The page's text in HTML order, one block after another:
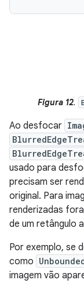
Figura 12.
Ao desfocar
usado para
precisam ser
original. Para
renderizadas
de um retângulo
Por exemplo, se
como
imagem vão